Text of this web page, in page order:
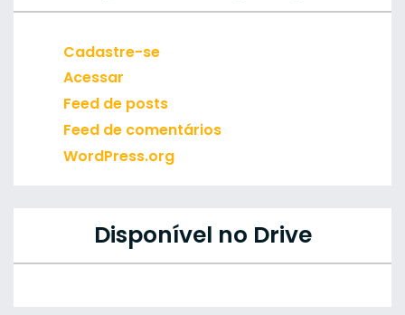
Cadastre-se
Acessar
Feed de posts
Feed de comentários
WordPress.org
Disponível no Drive